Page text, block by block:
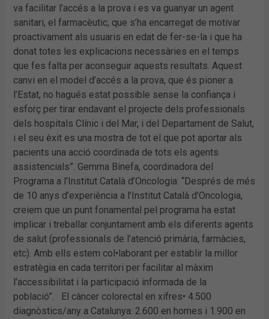
va facilitar l’accés a la prova i es va guanyar un agent
sanitari, el farmacèutic, que s’ha encarregat de motivar
proactivament als usuaris en edat de fer-se-la i que ha
donat totes les explicacions necessàries en el temps
que fes falta per aconseguir aquests resultats. Aquest
canvi en el model d’accés a la prova, que és pioner a
l’Estat, no hagués estat possible sense la confiança i
esforç per tirar endavant el projecte dels professionals
dels hospitals Clínic i del Mar, i del Departament de Salut,
i el seu èxit es una mostra de tot el que pot aportar als
pacients una acció coordinada de tots els agents
assistencials”. Gemma Binefa, coordinadora del
Programa a l’Institut Català d’Oncologia: “Després de més
de 10 anys d’experiència a l’Institut Català d’Oncologia,
creiem que un punt fonamental pel programa ha estat
implicar i treballar conjuntament amb els diferents agents
de salut (professionals de l’atenció primària, farmàcies,
etc). Amb ells estem col•laborant per establir la millor
estratègia en cada territori per facilitar al màxim
l’accessibilitat i la participació informada de la
població”. El càncer colorectal en xifres• 4.500
diagnòstics/any a Catalunya: 2.600 en homes i 1.900 en